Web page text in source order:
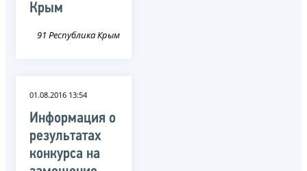
Крым
91 Республика Крым
01.08.2016 13:54
Информация о
результатах
конкурса на